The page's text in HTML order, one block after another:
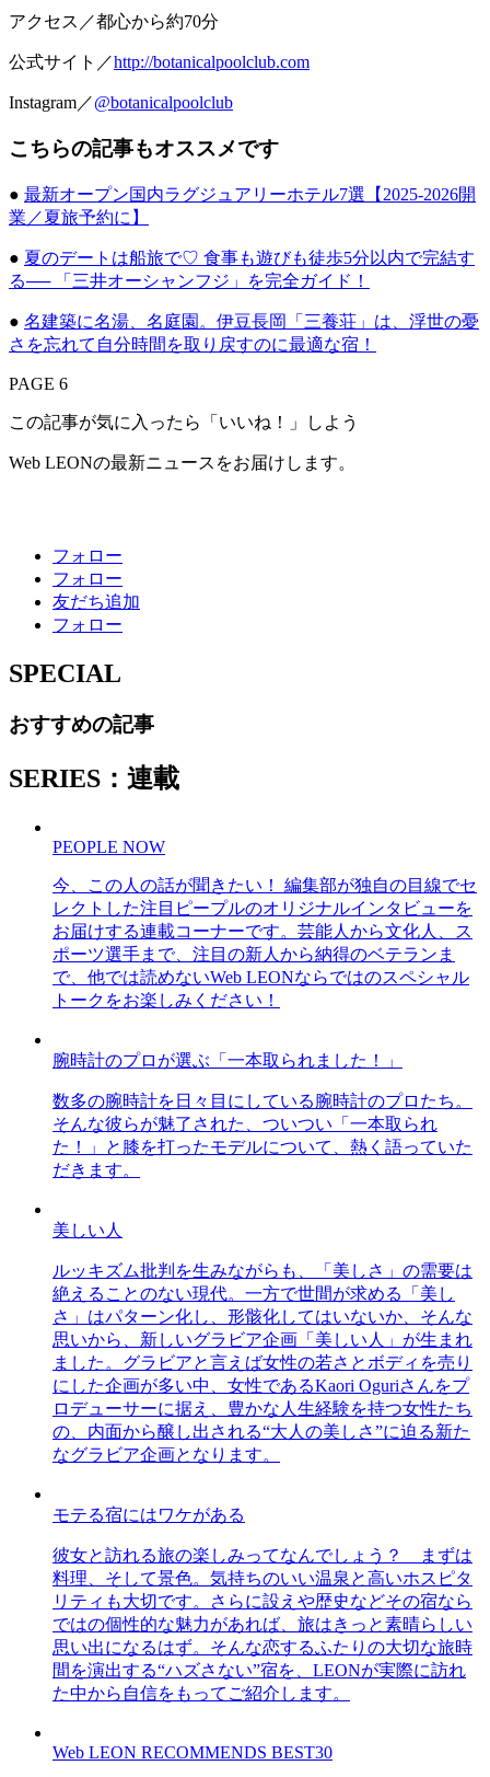
アクセス／都心から約70分
公式サイト／http://botanicalpoolclub.com
Instagram／@botanicalpoolclub
こちらの記事もオススメです
● 最新オープン国内ラグジュアリーホテル7選【2025-2026開
業／夏旅予約に】
● 夏のデートは船旅で♡ 食事も遊びも徒歩5分以内で完結す
る── 「三井オーシャンフジ」を完全ガイド！
● 名建築に名湯、名庭園。伊豆長岡「三養荘」は、浮世の憂
さを忘れて自分時間を取り戻すのに最適な宿！
PAGE 6
この記事が気に入ったら「いいね！」しよう
Web LEONの最新ニュースをお届けします。
フォロー
フォロー
友だち追加
フォロー
SPECIAL
おすすめの記事
SERIES：連載
PEOPLE NOW
今、この人の話が聞きたい！ 編集部が独自の目線でセ
レクトした注目ピープルのオリジナルインタビューを
お届けする連載コーナーです。芸能人から文化人、ス
ポーツ選手まで、注目の新人から納得のベテランま
で、他では読めないWeb LEONならではのスペシャル
トークをお楽しみください！
腕時計のプロが選ぶ「一本取られました！」
数多の腕時計を日々目にしている腕時計のプロたち。
そんな彼らが魅了された、ついつい「一本取られ
た！」と膝を打ったモデルについて、熱く語っていた
だきます。
美しい人
ルッキズム批判を生みながらも、「美しさ」の需要は
絶えることのない現代。一方で世間が求める「美し
さ」はパターン化し、形骸化してはいないか、そんな
思いから、新しいグラビア企画「美しい人」が生まれ
ました。グラビアと言えば女性の若さとボディを売り
にした企画が多い中、女性であるKaori Oguriさんをプ
ロデューサーに据え、豊かな人生経験を持つ女性たち
の、内面から醸し出される“大人の美しさ”に迫る新た
なグラビア企画となります。
モテる宿にはワケがある
彼女と訪れる旅の楽しみってなんでしょう？ まずは
料理、そして景色。気持ちのいい温泉と高いホスピタ
リティも大切です。さらに設えや歴史などその宿なら
ではの個性的な魅力があれば、旅はきっと素晴らしい
思い出になるはず。そんな恋するふたりの大切な旅時
間を演出する“ハズさない”宿を、LEONが実際に訪れ
た中から自信をもってご紹介します。
Web LEON RECOMMENDS BEST30